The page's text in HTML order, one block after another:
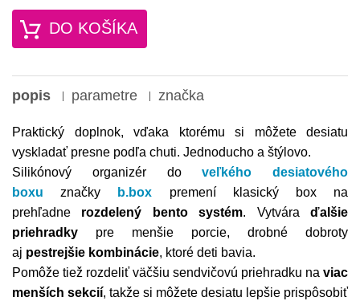
DO KOŠÍKA
popis parametre značka
Praktický doplnok, vďaka ktorému si môžete desiatu
vyskladať presne podľa chuti. Jednoducho a štýlovo.
Silikónový organizér doveľkého desiatového
boxu značky b.box premení klasický box na
prehľadne rozdelený bento systém. Vytváraďalšie
priehradky pre menšie porcie, drobné dobroty
aj pestrejšie kombinácie, ktoré deti bavia.
Pomôže tiež rozdeliť väčšiu sendvičovú priehradku na viac
menších sekcií, takže si môžete desiatu lepšie prispôsobiť